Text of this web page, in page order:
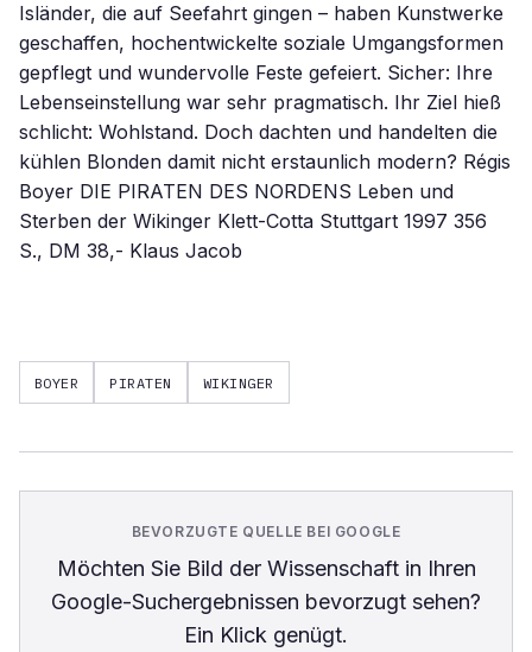
Isländer, die auf Seefahrt gingen – haben Kunstwerke
geschaffen, hochentwickelte soziale Umgangsformen
gepflegt und wundervolle Feste gefeiert. Sicher: Ihre
Lebenseinstellung war sehr pragmatisch. Ihr Ziel hieß
schlicht: Wohlstand. Doch dachten und handelten die
kühlen Blonden damit nicht erstaunlich modern? Régis
Boyer DIE PIRATEN DES NORDENS Leben und
Sterben der Wikinger Klett-Cotta Stuttgart 1997 356
S., DM 38,- Klaus Jacob
BOYER PIRATEN WIKINGER
BEVORZUGTE QUELLE BEI GOOGLE
Möchten Sie Bild der Wissenschaftin Ihren
Google-Suchergebnissen bevorzugt sehen?
Ein Klick genügt.